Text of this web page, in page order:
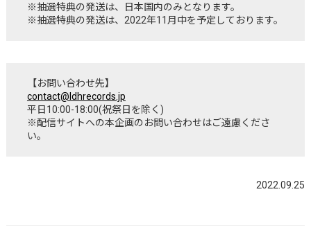
※抽選特典の発送は、日本国内のみとなります。
※抽選特典の発送は、2022年11月中を予定しております。
【お問い合わせ先】
contact@ldhrecords.jp
平日10:00-18:00(祝祭日を除く)
※配信サイトへの本企画のお問い合わせはご遠慮くださ
い。
2022.09.25